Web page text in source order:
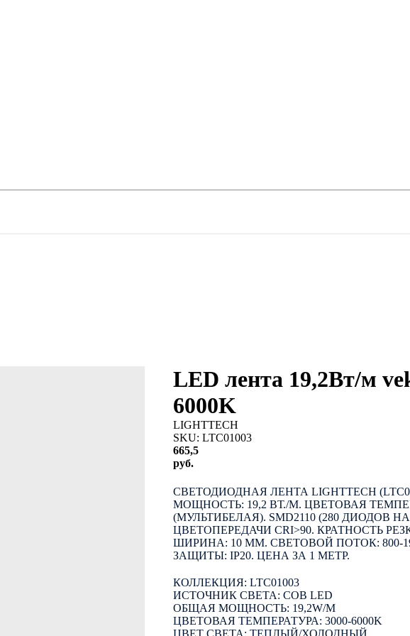
LED лента 19,2Вт/м
6000K
LIGHTTECH
SKU: LTC01003
665,5
руб.
СВЕТОДИОДНАЯ ЛЕНТА LIGHTTECH
МОЩНОСТЬ: 19,2 ВТ./М. ЦВЕТОВАЯ
(МУЛЬТИБЕЛАЯ). SMD2110 (280 ДИОДОВ
ЦВЕТОПЕРЕДАЧИ CRI>90. КРАТНОСТЬ
ШИРИНА: 10 ММ. СВЕТОВОЙ ПОТОК: 800-
ЗАЩИТЫ: IP20. ЦЕНА ЗА 1 МЕТР.
КОЛЛЕКЦИЯ: LTC01003
ИСТОЧНИК СВЕТА: COB LED
ОБЩАЯ МОЩНОСТЬ: 19,2W/M
ЦВЕТОВАЯ ТЕМПЕРАТУРА: 3000-6000K
ЦВЕТ СВЕТА: ТЕПЛЫЙ/ХОЛОДНЫЙ